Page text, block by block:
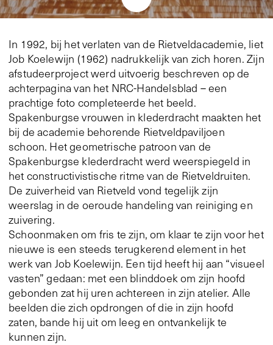
In 1992, bij het verlaten van de Rietveldacademie, liet
Job Koelewijn (1962) nadrukkelijk van zich horen. Zijn
afstudeerproject werd uitvoerig beschreven op de
achterpagina van het NRC-Handelsblad – een
prachtige foto completeerde het beeld.
Spakenburgse vrouwen in klederdracht maakten het
bij de academie behorende Rietveldpaviljoen
schoon. Het geometrische patroon van de
Spakenburgse klederdracht werd weerspiegeld in
het constructivistische ritme van de Rietveldruiten.
De zuiverheid van Rietveld vond tegelijk zijn
weerslag in de oeroude handeling van reiniging en
zuivering.
Schoonmaken om fris te zijn, om klaar te zijn voor het
nieuwe is een steeds terugkerend element in het
werk van Job Koelewijn. Een tijd heeft hij aan “visueel
vasten” gedaan: met een blinddoek om zijn hoofd
gebonden zat hij uren achtereen in zijn atelier. Alle
beelden die zich opdrongen of die in zijn hoofd
zaten, bande hij uit om leeg en ontvankelijk te
kunnen zijn.